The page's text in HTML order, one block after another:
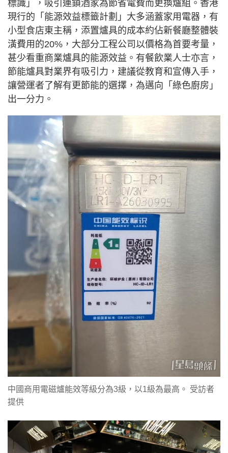
標識」，吸引連鎖酒家為節省電費而更換爐組。香港
現行的「能源效益標籤計劃」大多涵蓋家用電器，有
小型食店東主稱，添置爐具的成本約佔新餐廳整體裝
潢費用的20%，大部分工程公司以價格為首要考量，
甚少看重商業爐具的能源效益。有餐飲業人士亦言，
節能爐具對業界有吸引力，建議從教育和宣傳入手，
讓營運者了解有更節能的選擇，為邁向「綠色廚房」
出一分力。
中國商用電磁爐能效等級分為3級，以1級為最高。 受訪者
提供